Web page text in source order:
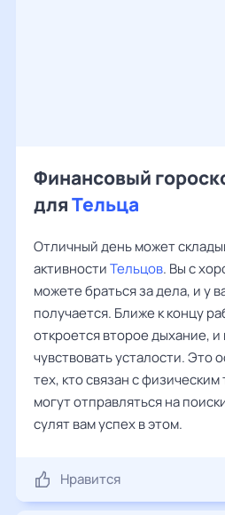
Финансовый
дляТельца
Отличный день может
активностиТельцов. Вы с
можете браться за дела, и у
получается. Ближе к концу
откроется второе дыхание, и
чувствовать усталости. Это
тех, кто связан с
могут отправляться на
сулят вам успех в этом.
Нравится